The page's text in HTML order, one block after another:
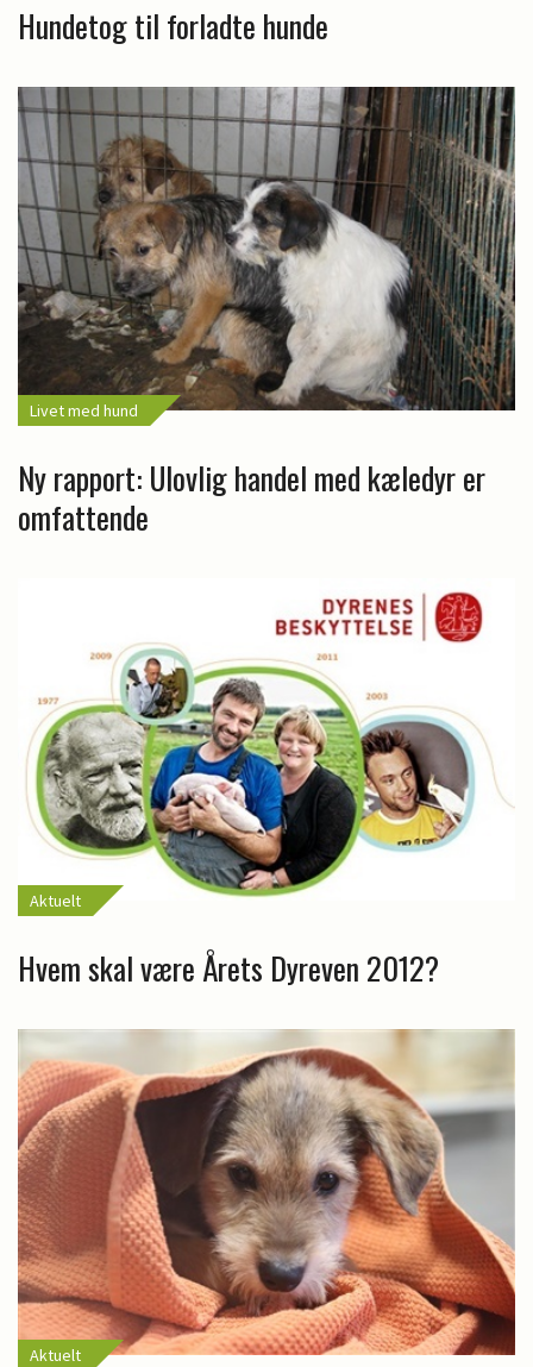
Hundetog til forladte hunde
Livet med hund
Ny rapport: Ulovlig handel med kæledyr er
omfattende
Aktuelt
Hvem skal være Årets Dyreven 2012?
Aktuelt